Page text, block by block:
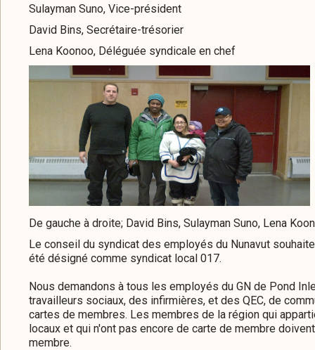
Sulayman Suno, Vice-président
David Bins, Secrétaire-trésorier
Lena Koonoo, Déléguée syndicale en chef
De gauche à droite; David Bins, Sulayman Suno, Lena
Le conseil du syndicat des employés du Nunavut
été désigné comme syndicat local 017.
Nous demandons à tous les employés du GN de Pond
travailleurs sociaux, des infirmières, et des QEC, de
cartes de membres. Les membres de la région qui
locaux et qui n'ont pas encore de carte de membre
membre.